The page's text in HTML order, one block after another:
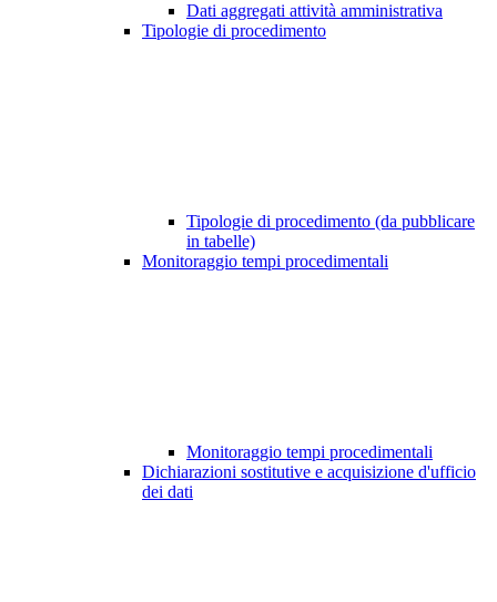
Dati aggregati attività amministrativa
Tipologie di procedimento
Tipologie di procedimento (da pubblicare
in tabelle)
Monitoraggio tempi procedimentali
Monitoraggio tempi procedimentali
Dichiarazioni sostitutive e acquisizione d'ufficio
dei dati